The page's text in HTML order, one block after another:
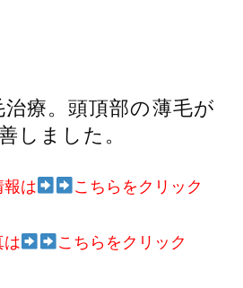
療。頭頂部の薄毛が
しました。
報は こちらをクリック
は こちらをクリック